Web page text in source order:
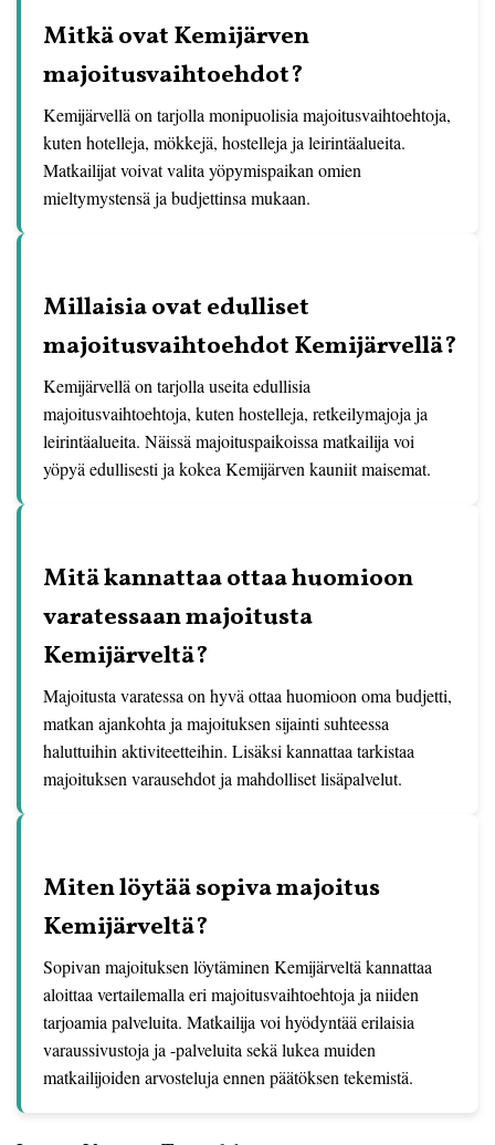
Mitkä ovat Kemijärven
majoitusvaihtoehdot?
Kemijärvellä on tarjolla monipuolisia majoitusvaihtoehtoja,
kuten hotelleja, mökkejä, hostelleja ja leirintäalueita.
Matkailijat voivat valita yöpymispaikan omien
mieltymystensä ja budjettinsa mukaan.
Millaisia ovat edulliset
majoitusvaihtoehdot Kemijärvellä?
Kemijärvellä on tarjolla useita edullisia
majoitusvaihtoehtoja, kuten hostelleja, retkeilymajoja ja
leirintäalueita. Näissä majoituspaikoissa matkailija voi
yöpyä edullisesti ja kokea Kemijärven kauniit maisemat.
Mitä kannattaa ottaa huomioon
varatessaan majoitusta
Kemijärveltä?
Majoitusta varatessa on hyvä ottaa huomioon oma budjetti,
matkan ajankohta ja majoituksen sijainti suhteessa
haluttuihin aktiviteetteihin. Lisäksi kannattaa tarkistaa
majoituksen varausehdot ja mahdolliset lisäpalvelut.
Miten löytää sopiva majoitus
Kemijärveltä?
Sopivan majoituksen löytäminen Kemijärveltä kannattaa
aloittaa vertailemalla eri majoitusvaihtoehtoja ja niiden
tarjoamia palveluita. Matkailija voi hyödyntää erilaisia
varaussivustoja ja -palveluita sekä lukea muiden
matkailijoiden arvosteluja ennen päätöksen tekemistä.